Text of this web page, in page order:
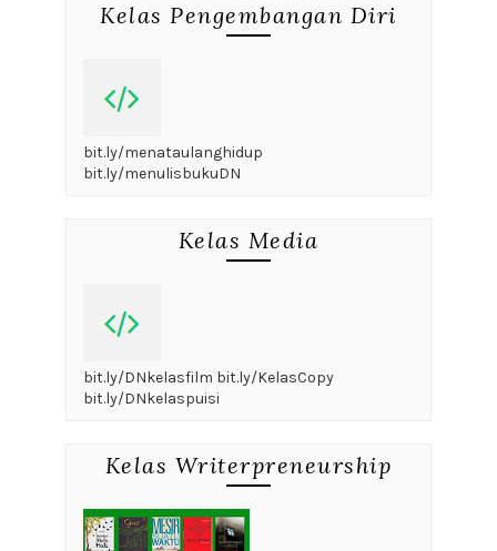
Kelas Pengembangan Diri
bit.ly/menataulanghidup
bit.ly/menulisbukuDN
Kelas Media
bit.ly/DNkelasfilm bit.ly/KelasCopy
bit.ly/DNkelaspuisi
Kelas Writerpreneurship